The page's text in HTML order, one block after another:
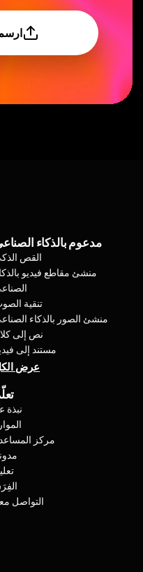
مدعوم بالذكاء
القص
منشئ مقاطع فيديو
تنقية
منشئ الصور بالذكاء
نص إلى
مستند إلى
عرض
نبذة
مركز
التواصل